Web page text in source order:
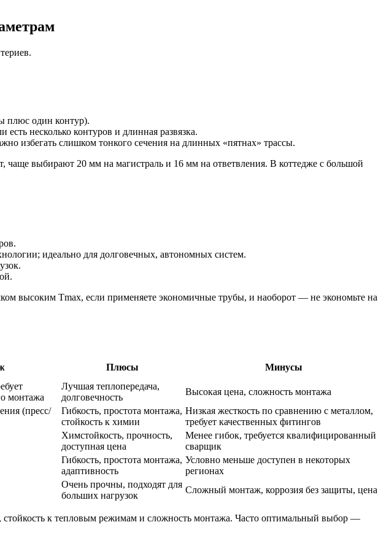
плюс один контур).
несколько контуров и длинная развязка.
избегать слишком тонкого сечения на длинных «пятнах» трассы.
выбирают 20 мм на магистраль и 16 мм на ответвления. В коттедже с большой
идеально для долговечных, автономных систем.
высоким Tmax, если применяете экономичные трубы, и наоборот — не экономьте на
Плюсы Минусы
монтажа
Лучшая теплопередача,
долговечность
Высокая цена, сложность монтажа
(пресс/
Гибкость, простота монтажа,
стойкость к химии
Низкая жесткость по сравнению с металлом,
требует качественных фитингов
Химстойкость, прочность,
доступная цена
Менее гибок, требуется квалифицированный
сварщик
Гибкость, простота монтажа,
адаптивность
Условно меньше доступен в некоторых
регионах
Очень прочны, подходят для
больших нагрузок
Сложный монтаж, коррозия без защиты, цена
стойкость к тепловым режимам и сложность монтажа. Часто оптимальный выбор —